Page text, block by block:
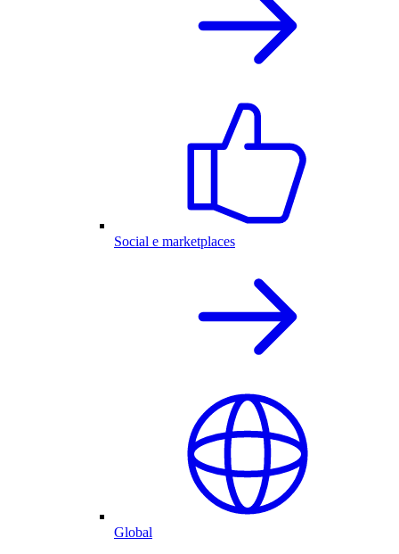
Social e marketplaces
Global